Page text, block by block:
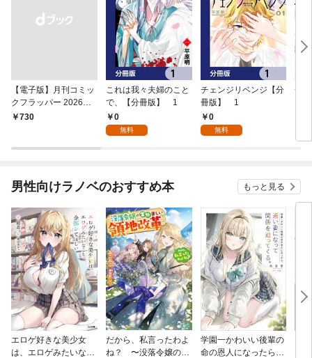
【電子版】月刊コミッ
クフラッパー 2026年9
月号
￥730
これは我々夫婦のこと
で、【分冊版】 1
0
無料
チェンジリベンジ【分
冊版】 1
0
無料
チ
男性向けラノベのおすすめ本 もっと見る
エロゲ好きな美少女
は、エロゲみたいなこ
だから、私言ったわよ
ね？ 〜没落令嬢の案
学園一かわいい後輩の
命の恩人になったら、